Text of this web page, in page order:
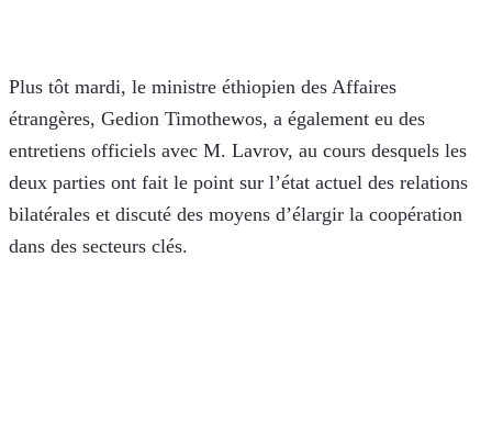
Plus tôt mardi, le ministre éthiopien des Affaires
étrangères, Gedion Timothewos, a également eu des
entretiens officiels avec M. Lavrov, au cours desquels les
deux parties ont fait le point sur l’état actuel des relations
bilatérales et discuté des moyens d’élargir la coopération
dans des secteurs clés.